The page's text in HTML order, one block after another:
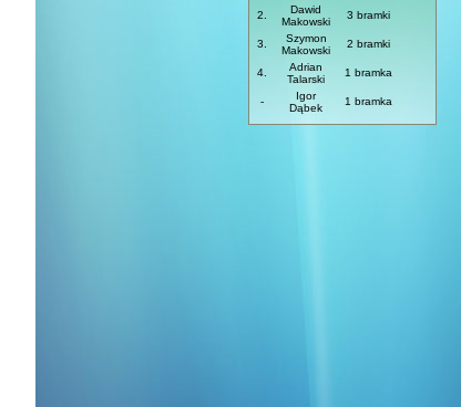
2.
Dawid
Makowski
3 bramki
3.
Szymon
Makowski
2 bramki
4.
Adrian
Talarski
1 bramka
-
Igor
Dąbek
1 bramka